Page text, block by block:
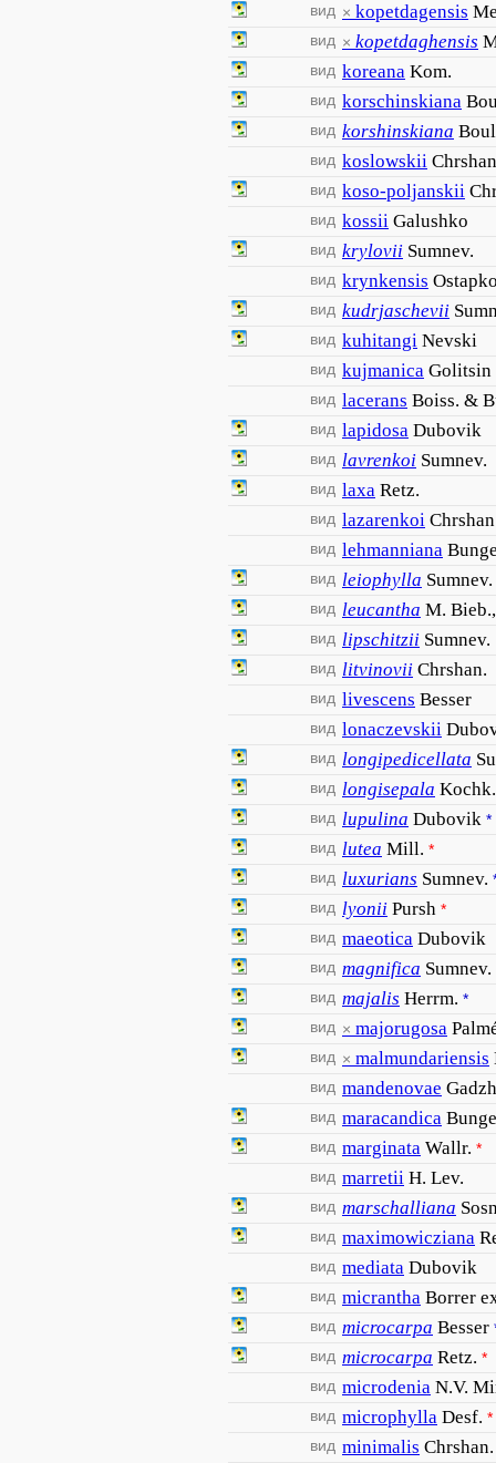
вид × kopetdagensis
вид × kopetdaghensis
вид koreana Kom.
вид korschinskiana
вид korshinskiana
вид koslowskii
вид koso-poljanskii
вид kossii Galushko
вид krylovii Sumnev.
вид krynkensis
вид kudrjaschevii
вид kuhitangi Nevski
вид kujmanica Golitsin
вид lacerans Boiss. &
вид lapidosa Dubovik
вид lavrenkoi Sumnev.
вид laxa Retz.
вид lazarenkoi
вид lehmanniana
вид leiophylla Sumnev.
вид leucantha M.
вид lipschitzii Sumnev.
вид litvinovii Chrshan.
вид livescens Besser
вид lonaczevskii
вид longipedicellata
вид longisepala Kochk.
вид lupulina Dubovik *
вид lutea Mill. *
вид luxurians Sumnev.
вид lyonii Pursh *
вид maeotica Dubovik
вид magnifica Sumnev.
вид majalis Herrm. *
вид × majorugosa
вид × malmundariensis
вид mandenovae
вид maracandica Bunge
вид marginata Wallr. *
вид marretii H. Lev.
вид marschalliana
вид maximowicziana
вид mediata Dubovik
вид micrantha Borrer
вид microcarpa Besser
вид microcarpa Retz. *
вид microdenia N.V.
вид microphylla Desf. *
вид minimalis Chrshan.